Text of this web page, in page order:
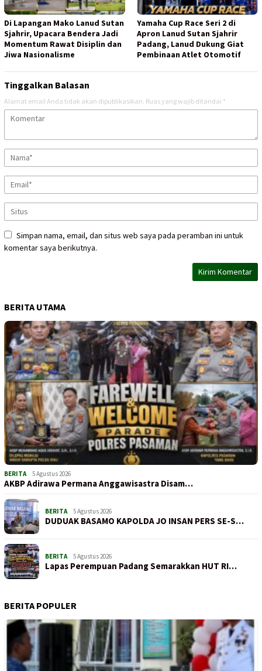
Di Lapangan Mako Lanud Sutan
Sjahrir, Upacara Bendera Jadi
Momentum Rawat Disiplin dan
Jiwa Nasionalisme
Yamaha Cup Race Seri 2 di
Apron Lanud Sutan Sjahrir
Padang, Lanud Dukung Giat
Pembinaan Atlet Otomotif
Tinggalkan Balasan
Alamat email Anda tidak akan dipublikasikan. Ruas yang wajib ditandai *
Simpan nama, email, dan situs web saya pada peramban ini untuk
komentar saya berikutnya.
BERITA UTAMA
BERITA 5 Agustus 2026
AKBP Adirawa Permana Anggawisastra Disam…
BERITA 5 Agustus 2026
DUDUAK BASAMO KAPOLDA JO INSAN PERS SE-S…
BERITA 5 Agustus 2026
Lapas Perempuan Padang Semarakkan HUT RI…
BERITA POPULER